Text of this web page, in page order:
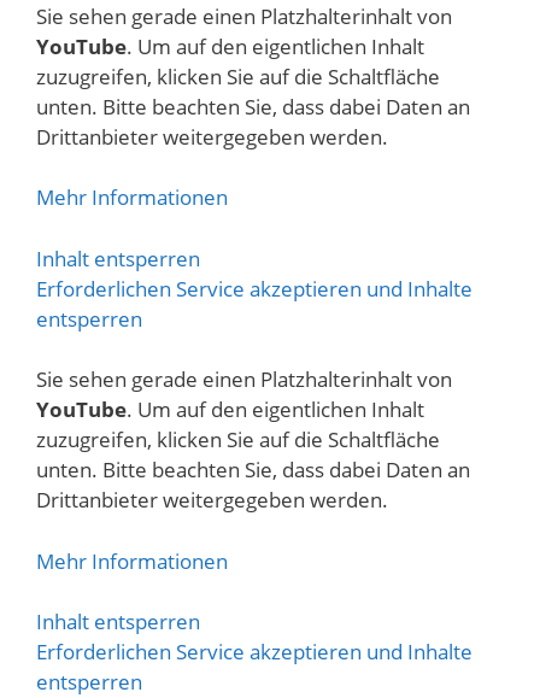
Sie sehen gerade einen Platzhalterinhalt von
YouTube. Um auf den eigentlichen Inhalt
zuzugreifen, klicken Sie auf die Schaltfläche
unten. Bitte beachten Sie, dass dabei Daten an
Drittanbieter weitergegeben werden.
Mehr Informationen
Inhalt entsperren
Erforderlichen Service akzeptieren und Inhalte
entsperren
Sie sehen gerade einen Platzhalterinhalt von
YouTube. Um auf den eigentlichen Inhalt
zuzugreifen, klicken Sie auf die Schaltfläche
unten. Bitte beachten Sie, dass dabei Daten an
Drittanbieter weitergegeben werden.
Mehr Informationen
Inhalt entsperren
Erforderlichen Service akzeptieren und Inhalte
entsperren